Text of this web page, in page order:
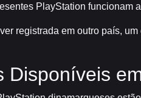
PlayStation funcionam
registrada em outro país,
Disponíveis